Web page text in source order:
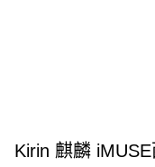
Kirin 麒麟